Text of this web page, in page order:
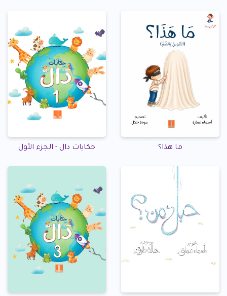
ما هذا؟ حكايات دال - الجزء الأول